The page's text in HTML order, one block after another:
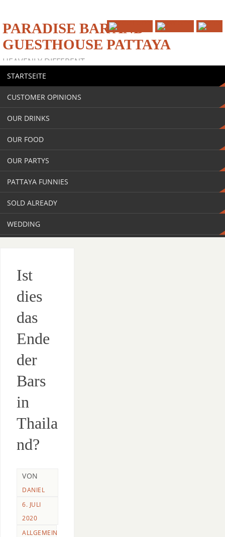
PARADISE BAR AND
GUESTHOUSE PATTAYA
HEAVENLY DIFFERENT
STARTSEITE
CUSTOMER OPINIONS
OUR DRINKS
OUR FOOD
OUR PARTYS
PATTAYA FUNNIES
SOLD ALREADY
WEDDING
Ist
dies
das
Ende
der
Bars
in
Thaila
nd?
VON
DANIEL
6. JULI
2020
ALLGEMEIN